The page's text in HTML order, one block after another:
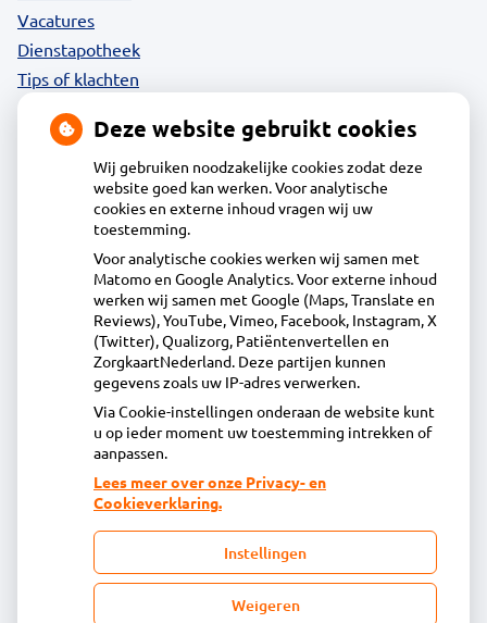
Vacatures
Dienstapotheek
Tips of klachten
Apotheek Wormer
Zandweg 4, 1531 AN Wormer
075 - 642 17 00
vragen@apotheekwormer.nl
Inschrijven
Centrale administratie
Heeft u vragen of opmerkingen over uw
toegestuurde rekening van de apotheek?
declaratie@acdaphagroep.nl
Deze website gebruikt cookies
Wij gebruiken noodzakelijke cookies zodat deze
website goed kan werken. Voor analytische
cookies en externe inhoud vragen wij uw
toestemming.
Voor analytische cookies werken wij samen met
Matomo en Google Analytics. Voor externe inhoud
werken wij samen met Google (Maps, Translate en
Reviews), YouTube, Vimeo, Facebook, Instagram, X
(Twitter), Qualizorg, Patiëntenvertellen en
ZorgkaartNederland. Deze partijen kunnen
gegevens zoals uw IP-adres verwerken.
Via Cookie-instellingen onderaan de website kunt
u op ieder moment uw toestemming intrekken of
aanpassen.
Lees meer over onze Privacy- en
Cookieverklaring.
Instellingen
Weigeren